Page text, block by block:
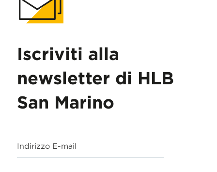
Iscriviti alla
newsletter di HLB
San Marino
Indirizzo E-mail